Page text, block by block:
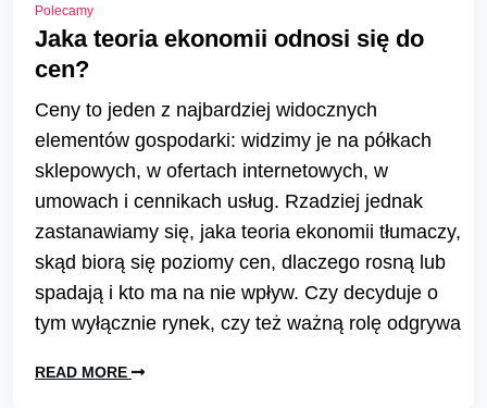
Polecamy
Jaka teoria ekonomii odnosi się do
cen?
Ceny to jeden z najbardziej widocznych
elementów gospodarki: widzimy je na półkach
sklepowych, w ofertach internetowych, w
umowach i cennikach usług. Rzadziej jednak
zastanawiamy się, jaka teoria ekonomii tłumaczy,
skąd biorą się poziomy cen, dlaczego rosną lub
spadają i kto ma na nie wpływ. Czy decyduje o
tym wyłącznie rynek, czy też ważną rolę odgrywa
READ MORE